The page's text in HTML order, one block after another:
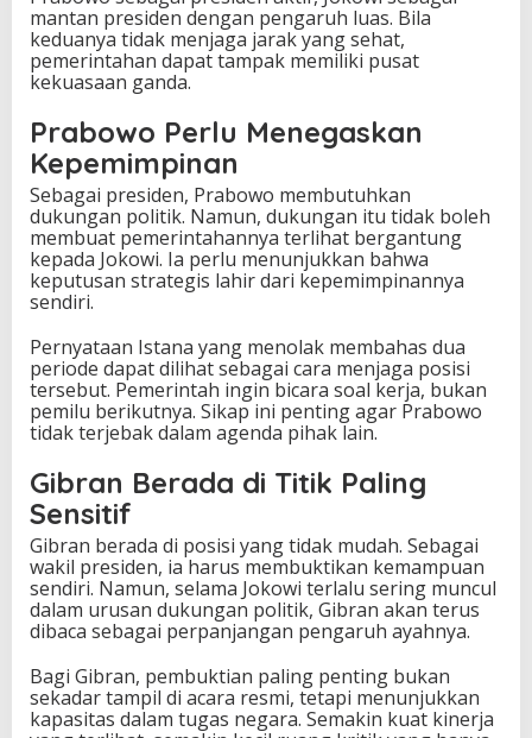
mantan presiden dengan pengaruh luas. Bila
keduanya tidak menjaga jarak yang sehat,
pemerintahan dapat tampak memiliki pusat
kekuasaan ganda.
Prabowo Perlu Menegaskan
Kepemimpinan
Sebagai presiden, Prabowo membutuhkan
dukungan politik. Namun, dukungan itu tidak boleh
membuat pemerintahannya terlihat bergantung
kepada Jokowi. Ia perlu menunjukkan bahwa
keputusan strategis lahir dari kepemimpinannya
sendiri.
Pernyataan Istana yang menolak membahas dua
periode dapat dilihat sebagai cara menjaga posisi
tersebut. Pemerintah ingin bicara soal kerja, bukan
pemilu berikutnya. Sikap ini penting agar Prabowo
tidak terjebak dalam agenda pihak lain.
Gibran Berada di Titik Paling
Sensitif
Gibran berada di posisi yang tidak mudah. Sebagai
wakil presiden, ia harus membuktikan kemampuan
sendiri. Namun, selama Jokowi terlalu sering muncul
dalam urusan dukungan politik, Gibran akan terus
dibaca sebagai perpanjangan pengaruh ayahnya.
Bagi Gibran, pembuktian paling penting bukan
sekadar tampil di acara resmi, tetapi menunjukkan
kapasitas dalam tugas negara. Semakin kuat kinerja